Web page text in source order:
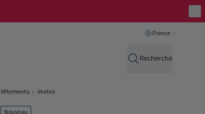
France
Recherche
Vêtements Vestes
Nouveau